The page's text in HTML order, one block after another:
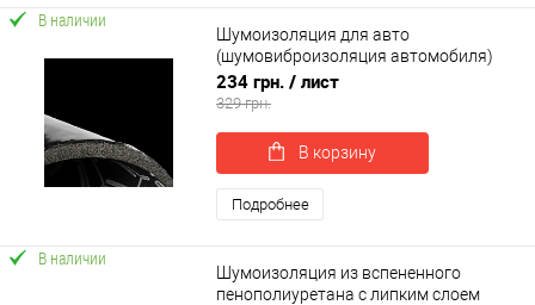
В наличии
Шумоизоляция для авто
(шумовиброизоляция автомобиля)
SoundProOFF Sandwich 500х350х5мм
(sp-0053)
234 грн. / лист
329 грн.
В корзину
Подробнее
В наличии
Шумоизоляция из вспененного
пенополиуретана с липким слоем